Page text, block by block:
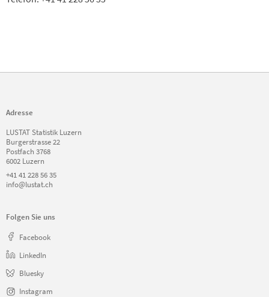
Adresse
LUSTAT Statistik Luzern
Burgerstrasse 22
Postfach 3768
6002 Luzern
+41 41 228 56 35
info@lustat.ch
Folgen Sie uns
Facebook
LinkedIn
Bluesky
Instagram